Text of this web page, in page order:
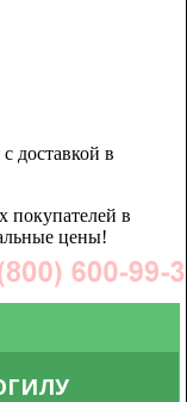
доставкой в
покупателей в
цены!